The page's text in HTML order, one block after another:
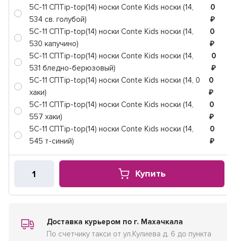
5C-11 СПTip-top(14) носки Conte Kids носки (14,
534 св. голубой)
0
₽
5C-11 СПTip-top(14) носки Conte Kids носки (14,
530 капучино)
0
₽
5C-11 СПTip-top(14) носки Conte Kids носки (14,
531 бледно-берюзовый)
0
₽
5C-11 СПTip-top(14) носки Conte Kids носки (14, 0
хаки)
0
₽
5C-11 СПTip-top(14) носки Conte Kids носки (14,
557 хаки)
0
₽
5C-11 СПTip-top(14) носки Conte Kids носки (14,
545 т-синий)
0
₽
Купить
Доставка курьером по г. Махачкала
По счетчику такси от ул.Кулиева д. 6 до пункта